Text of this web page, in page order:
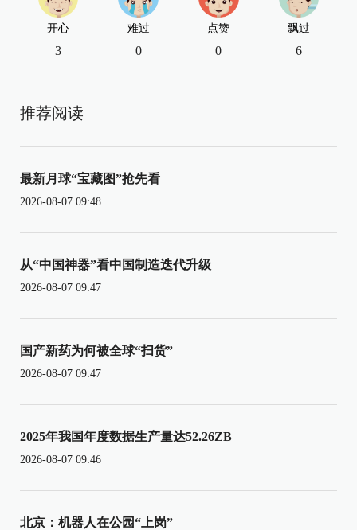
开心
3
难过
0
点赞
0
飘过
6
推荐阅读
最新月球“宝藏图”抢先看
2026-08-07 09:48
从“中国神器”看中国制造迭代升级
2026-08-07 09:47
国产新药为何被全球“扫货”
2026-08-07 09:47
2025年我国年度数据生产量达52.26ZB
2026-08-07 09:46
北京：机器人在公园“上岗”